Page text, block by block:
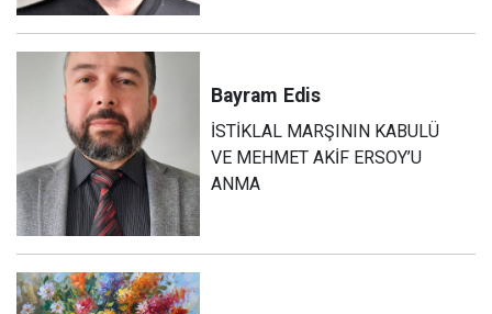
Bayram Edis
İSTİKLAL MARŞININ KABULÜ
VE MEHMET AKİF ERSOY’U
ANMA